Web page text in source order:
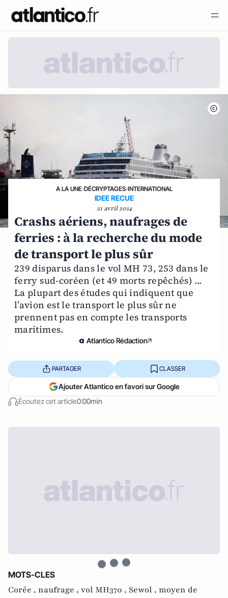
A LA UNE›DÉCRYPTAGES›INTERNATIONAL
IDEE RECUE
21 avril 2014
Crashs aériens, naufrages de
ferries : à la recherche du mode
de transport le plus sûr
239 disparus dans le vol MH 73, 253 dans le
ferry sud-coréen (et 49 morts repêchés) ...
La plupart des études qui indiquent que
l’avion est le transport le plus sûr ne
prennent pas en compte les transports
maritimes.
Atlantico Rédaction
Écoutez cet article0:00min
PARTAGER CLASSER
Ajouter Atlantico en favori sur Google
MOTS-CLES
Corée , naufrage , vol MH370 , Sewol , moyen de